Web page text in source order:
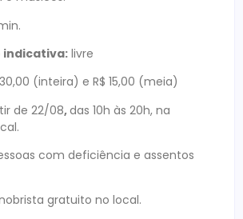
indicativa: livre
(inteira) e R$ 15,00 (meia)
de 22/08,das 10h às 20h, na
com deficiência e assentos
gratuito no local.